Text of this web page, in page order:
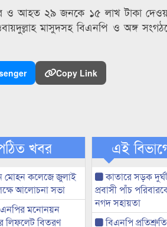
ও আহত ২৯ জনকে ১৫ লাখ টাকা
মাসুদসহ বিএনপি ও অঙ্গ
Copy Link
খবর
মোহন কলেজে জুলাই
আলোচনা সভা
মনোনয়ন
লিফলেট বিতরণ
এই
কাতারে সড়ক
প্রবাসী পাঁচ
নগদ সহায়তা
বিএনপি